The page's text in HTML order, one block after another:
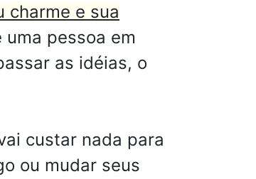
charme e sua
pessoa em
as idéias, o
custar nada para
ou mudar seus